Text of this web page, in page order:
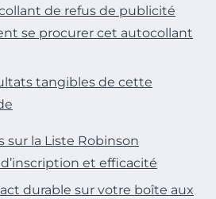
de refus de publicité
se procurer cet autocollant
tangibles de cette
sur la Liste Robinson
et efficacité
durable sur votre boîte aux